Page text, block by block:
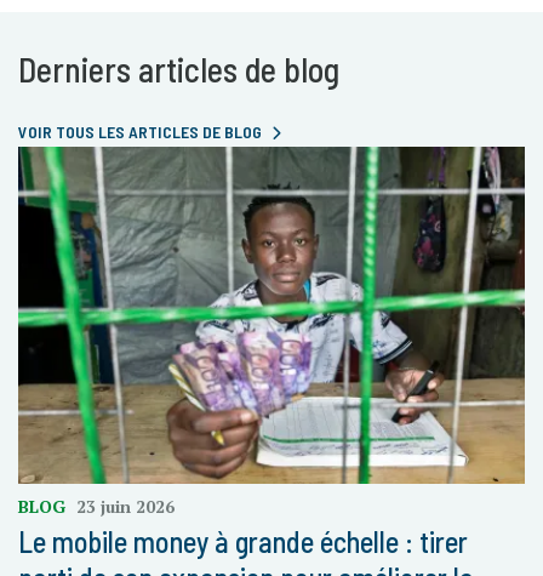
Derniers articles de blog
VOIR TOUS LES ARTICLES DE BLOG
BLOG 23 juin 2026
Le mobile money à grande échelle : tirer